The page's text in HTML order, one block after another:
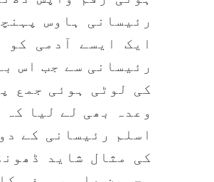
رئیسانی ہاوس
ایک ایسے آدمی
رئیسانی سے جب اس
کی لوٹی ہوئی جمع
وعدہ بھی لے لیا
اسلم رئیسانی کے
کی مثال شاید